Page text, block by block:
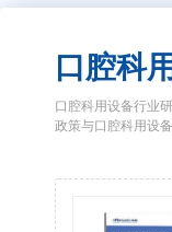
口腔科
口腔科用设备行业
政策与口腔科用设